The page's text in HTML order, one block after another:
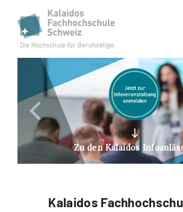
Kalaidos
Zu den Kalaidos
Previous
Kalaidos